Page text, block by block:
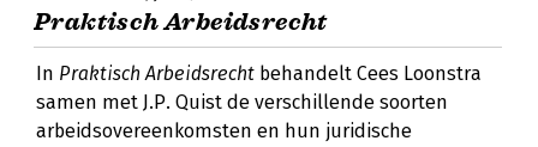
Praktisch Arbeidsrecht
In Praktisch Arbeidsrecht behandelt Cees Loonstra
samen met J.P. Quist de verschillende soorten
arbeidsovereenkomsten en hun juridische